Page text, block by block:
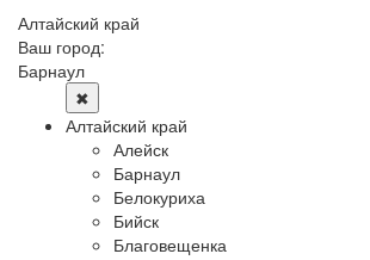
Алтайский край
Ваш город:
Барнаул
✖
Алтайский край
Алейск
Барнаул
Белокуриха
Бийск
Благовещенка